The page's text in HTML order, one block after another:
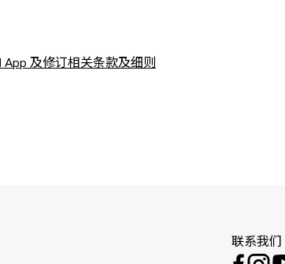
及修订相关条款及细则
联系我们